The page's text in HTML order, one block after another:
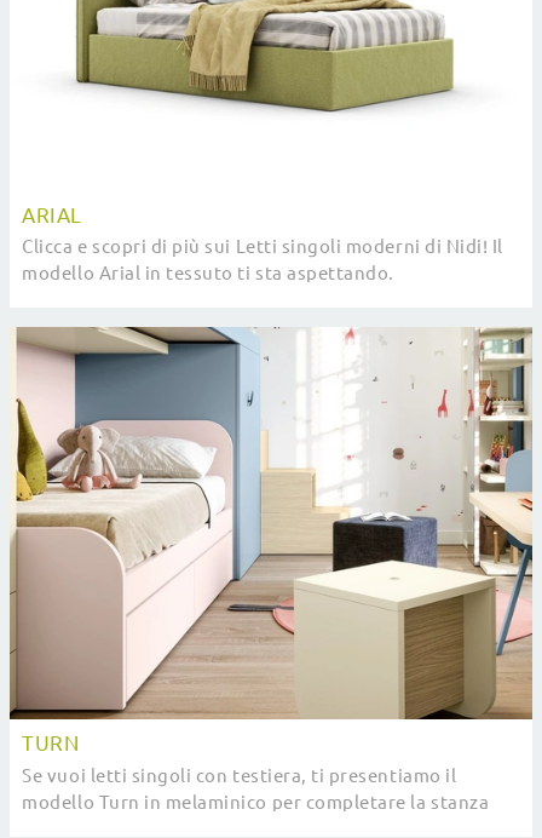
ARIAL
Clicca e scopri di più sui Letti singoli moderni di Nidi! Il
modello Arial in tessuto ti sta aspettando.
TURN
Se vuoi letti singoli con testiera, ti presentiamo il
modello Turn in melaminico per completare la stanza